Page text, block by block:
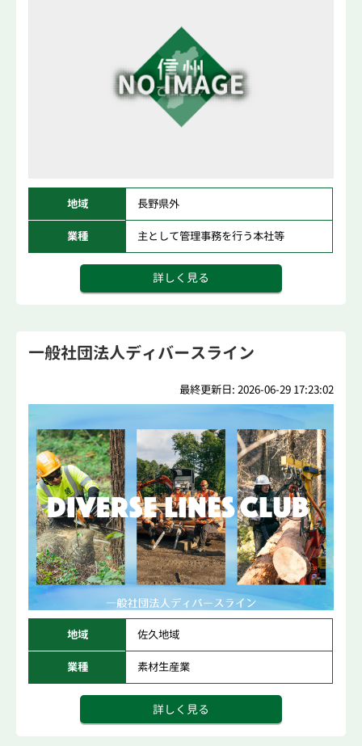
地域 長野県外
業種 主として管理事務を行う本社等
詳しく見る
一般社団法人ディバースライン
最終更新日: 2026-06-29 17:23:02
地域 佐久地域
業種 素材生産業
詳しく見る